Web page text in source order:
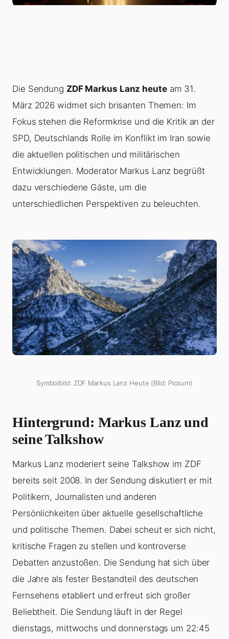
Die Sendung ZDF Markus Lanz heuteam 31.
März 2026 widmet sich brisanten Themen: Im
Fokus stehen die Reformkrise und die Kritik an der
SPD, Deutschlands Rolle im Konflikt im Iran sowie
die aktuellen politischen und militärischen
Entwicklungen. Moderator Markus Lanz begrüßt
dazu verschiedene Gäste, um die
unterschiedlichen Perspektiven zu beleuchten.
Symbolbild: ZDF Markus Lanz Heute (Bild: Picsum)
Hintergrund: Markus Lanz und
seine Talkshow
Markus Lanz moderiert seine Talkshow im ZDF
bereits seit 2008. In der Sendung diskutiert er mit
Politikern, Journalisten und anderen
Persönlichkeiten über aktuelle gesellschaftliche
und politische Themen. Dabei scheut er sich nicht,
kritische Fragen zu stellen und kontroverse
Debatten anzustoßen. Die Sendung hat sich über
die Jahre als fester Bestandteil des deutschen
Fernsehens etabliert und erfreut sich großer
Beliebtheit. Die Sendung läuft in der Regel
dienstags, mittwochs und donnerstags um 22:45